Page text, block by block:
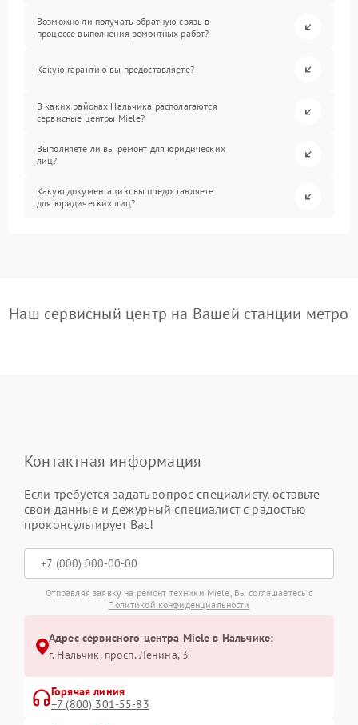
Возможно ли получать обратную связь в
процессе выполнения ремонтных работ?
Какую гарантию вы предоставляете?
В каких районах Нальчика располагаются
сервисные центры Miele?
Выполняете ли вы ремонт для юридических
лиц?
Какую документацию вы предоставляете
для юридических лиц?
Наш сервисный центр на Вашей станции метро
Контактная информация
Если требуется задать вопрос специалисту, оставьте
свои данные и дежурный специалист с радостью
проконсультирует Вас!
Отправляя заявку на ремонт техники Miele, Вы соглашаетесь с
Политикой конфиденциальности
Адрес сервисного центра Miele в Нальчике:
г. Нальчик, просп. Ленина, 3
Горячая линия
+7 (800) 301-55-83